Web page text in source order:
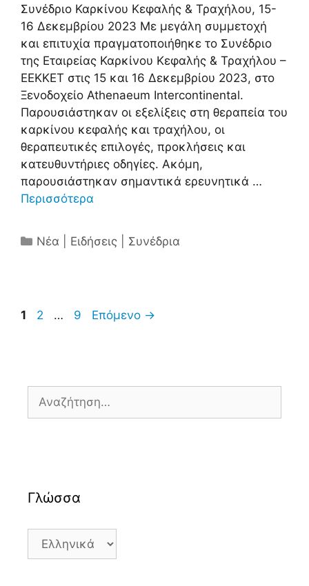
Συνέδριο Καρκίνου Κεφαλής & Τραχήλου, 15-
16 Δεκεμβρίου 2023 Με μεγάλη συμμετοχή
και επιτυχία πραγματοποιήθηκε το Συνέδριο
της Εταιρείας Καρκίνου Κεφαλής & Τραχήλου –
ΕΕΚΚΕΤ στις 15 και 16 Δεκεμβρίου 2023, στο
Ξενοδοχείο Athenaeum Intercontinental.
Παρουσιάστηκαν οι εξελίξεις στη θεραπεία του
καρκίνου κεφαλής και τραχήλου, οι
θεραπευτικές επιλογές, προκλήσεις και
κατευθυντήριες οδηγίες. Ακόμη,
παρουσιάστηκαν σημαντικά ερευνητικά …
Περισσότερα
Κατηγορίες
Νέα | Ειδήσεις | Συνέδρια
Σελίδα
1 Σελίδα
2 … Σελίδα
9 Επόμενο →
Αναζήτηση
Γλώσσα
Γλώσσα